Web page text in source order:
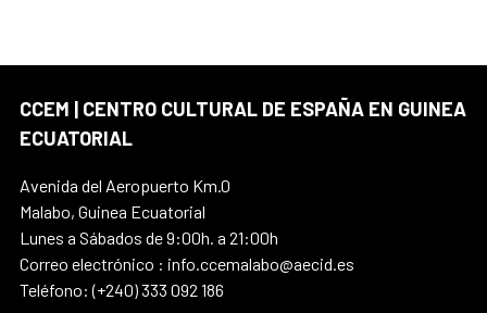
CCEM | CENTRO CULTURAL DE ESPAÑA EN GUINEA
ECUATORIAL
Avenida del Aeropuerto Km.0
Malabo, Guinea Ecuatorial
Lunes a Sábados de 9:00h. a 21:00h
Correo electrónico : info.ccemalabo@aecid.es
Teléfono: (+240) 333 092 186